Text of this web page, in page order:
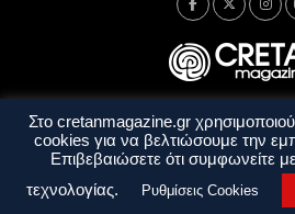
Ταυτότητα Πολιτική
Όροι και
Στο cretanmagazine.gr
cookies για να βελτιώσουμε την
Επιβεβαιώσετε ότι συμφωνείτε
τεχνολογίας.
Ρυθμίσεις Cookies